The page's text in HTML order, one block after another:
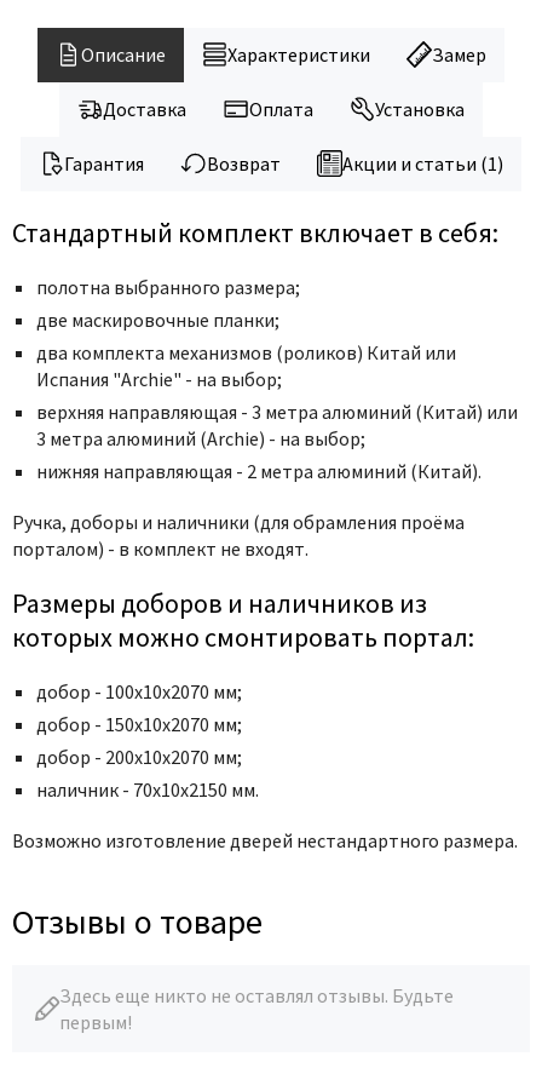
Line Doors
Miksal
Morelli
Optima Porte
Oro - Oro
Philips
Porta Di Parma
Porte Vista
Poseidon
Profil Doors
Profilo Porte
Protector
Torex
Tupai
Verum
Zadoor
Описание Характеристики Замер
Доставка Оплата Установка
Гарантия Возврат Акции и статьи (1)
Стандартный комплект включает в себя:
полотна выбранного размера;
две маскировочные планки;
два комплекта механизмов (роликов) Китай или
Испания "Archie" - на выбор;
верхняя направляющая - 3 метра алюминий (Китай) или
3 метра алюминий (Archie) - на выбор;
нижняя направляющая - 2 метра алюминий (Китай).
Ручка, доборы и наличники (для обрамления проёма
порталом) - в комплект не входят.
Размеры доборов и наличников из
которых можно смонтировать портал:
добор - 100х10х2070 мм;
добор - 150х10х2070 мм;
добор - 200х10х2070 мм;
наличник - 70х10х2150 мм.
Возможно изготовление дверей нестандартного размера.
Отзывы о товаре
Здесь еще никто не оставлял отзывы. Будьте
первым!